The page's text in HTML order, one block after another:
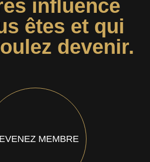
influence
êtes et qui
devenir.
MEMBRE